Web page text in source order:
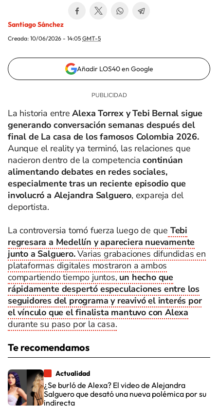
Santiago Sánchez
Creada: 10/06/2026 - 14:05 GMT-5
Añadir LOS40 en Google
La historia entreAlexa Torrex y Tebi Bernal sigue
generando conversación semanas después del
final de La casa de los famosos Colombia 2026.
Aunque el reality ya terminó, las relaciones que
nacieron dentro de la competencia continúan
alimentando debates en redes sociales,
especialmente tras un reciente episodio que
involucró a Alejandra Salguero, expareja del
deportista.
La controversia tomó fuerza luego de que Tebi
regresara a Medellín y apareciera nuevamente
junto a Salguero.Varias grabaciones difundidas en
plataformas digitales mostraron a ambos
compartiendo tiempo juntos, un hecho que
rápidamente despertó especulaciones entre los
seguidores del programa y reavivó el interés por
el vínculo que el finalista mantuvo con Alexa
durante su paso por la casa.
Te recomendamos
Actualidad
¿Se burló de Alexa? El video de Alejandra
Salguero que desató una nueva polémica por su
indirecta